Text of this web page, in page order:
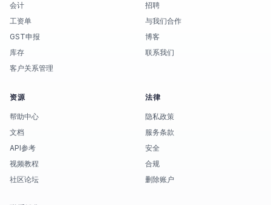
会计
工资单
GST申报
库存
客户关系管理
招聘
与我们合作
博客
联系我们
资源
帮助中心
文档
API参考
视频教程
社区论坛
法律
隐私政策
服务条款
安全
合规
删除账户